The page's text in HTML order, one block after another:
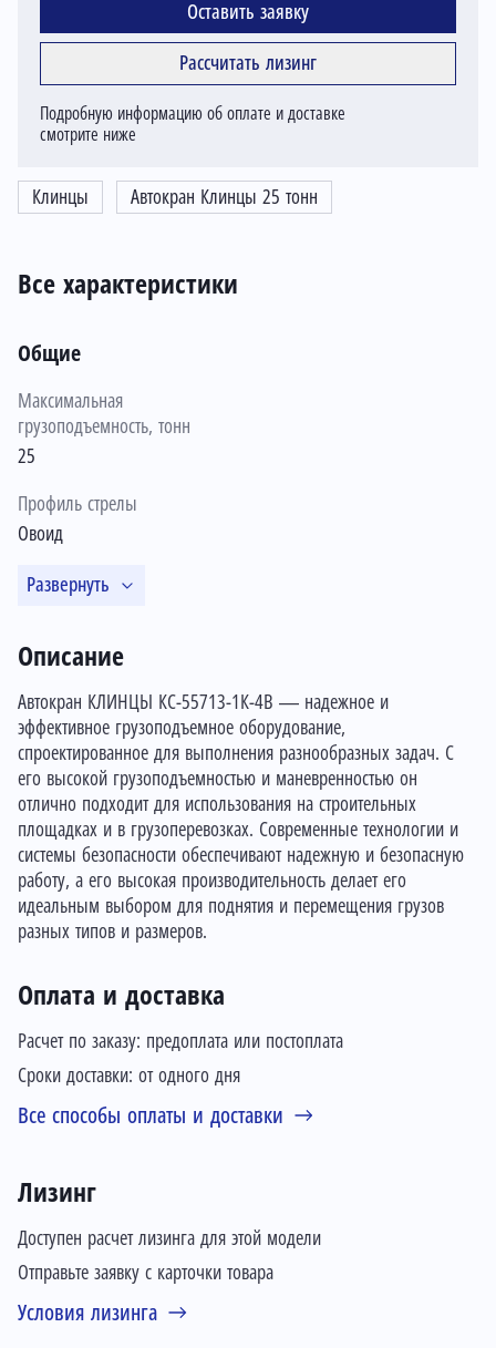
Клинцы Автокран Клинцы 25 тонн
Оставить заявку
Рассчитать лизинг
Подробную информацию об оплате и доставке
смотрите ниже
Все характеристики
Общие
Максимальная
грузоподъемность, тонн
25
Профиль стрелы
Овоид
Развернуть
Оплата и доставка
Расчет по заказу: предоплата или постоплата
Сроки доставки: от одного дня
Все способы оплаты и доставки
Лизинг
Доступен расчет лизинга для этой модели
Отправьте заявку с карточки товара
Условия лизинга
Описание
Автокран КЛИНЦЫ КС-55713-1К-4В — надежное и
эффективное грузоподъемное оборудование,
спроектированное для выполнения разнообразных задач. С
его высокой грузоподъемностью и маневренностью он
отлично подходит для использования на строительных
площадках и в грузоперевозках. Современные технологии и
системы безопасности обеспечивают надежную и безопасную
работу, а его высокая производительность делает его
идеальным выбором для поднятия и перемещения грузов
разных типов и размеров.